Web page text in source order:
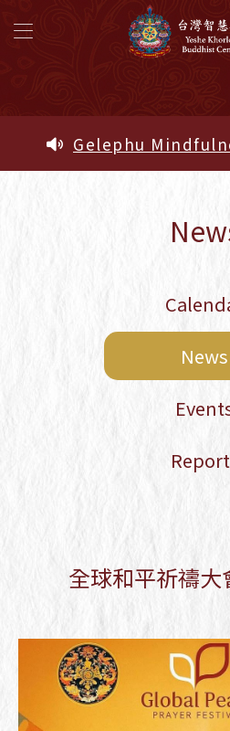
Gelephu
{Kurukulle
Sacred Objects
Sacred Objects
Sacred Objects
Calendar
2026 Complete
Transmissions —
Empowerment of
2026 Taiwan
News
全球和平祈禱大